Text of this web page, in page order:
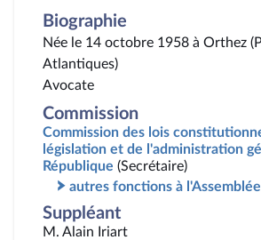
Biographie
Née le 14 octobre 1958 à Orthez
Atlantiques)
Avocate
Commission
Commission des lois
législation et de l'administration
République (Secrétaire)
autres fonctions à
Suppléant
M. Alain Iriart